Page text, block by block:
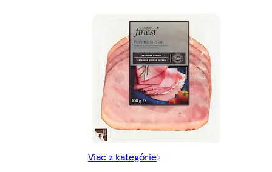
Viac z kategórie